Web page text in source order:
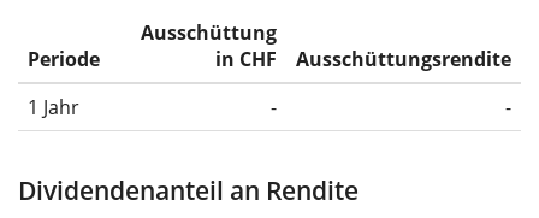
Periode
Ausschüttung
in CHF
Ausschüttungsrendite
1 Jahr
- -
Dividendenanteil an Rendite